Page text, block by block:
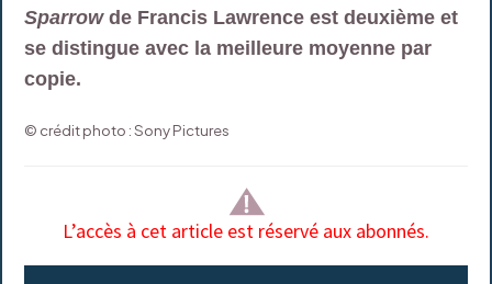
Sparrowde Francis Lawrence est deuxième et
se distingue avec la meilleure moyenne par
copie.
© crédit photo : Sony Pictures
L’accès à cet article est réservé aux abonnés.